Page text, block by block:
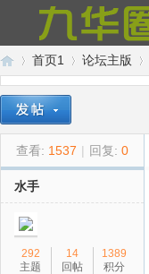
九»
首页1
›
论坛主版
›
查看: 1537 | 回复: 0
水手
292
主题
14
回帖
1389
积分